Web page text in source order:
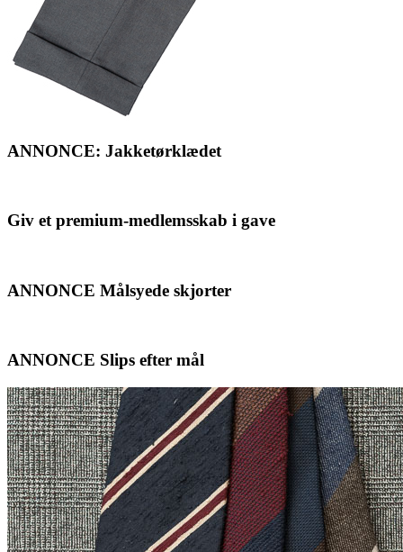
ANNONCE: Jakketørklædet
Giv et premium-medlemsskab i gave
ANNONCE Målsyede skjorter
ANNONCE Slips efter mål